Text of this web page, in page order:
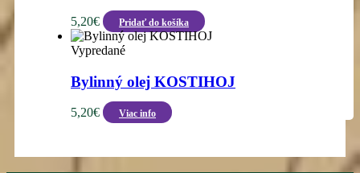
5,20€ Pridať do košíka
Vypredané
Bylinný olej KOSTIHOJ
5,20€ Viac info